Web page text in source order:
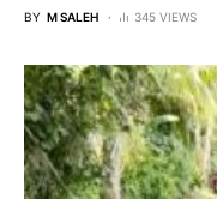
BY M SALEH 345 VIEWS